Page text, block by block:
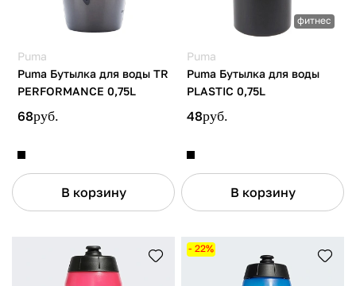
Puma
Puma Бутылка для воды TR
PERFORMANCE 0,75L
68руб.
В корзину
фитнес
Puma
Puma Бутылка для воды
PLASTIC 0,75L
48руб.
В корзину
- 22%